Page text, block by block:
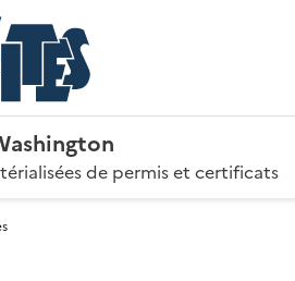
de permis et certificats